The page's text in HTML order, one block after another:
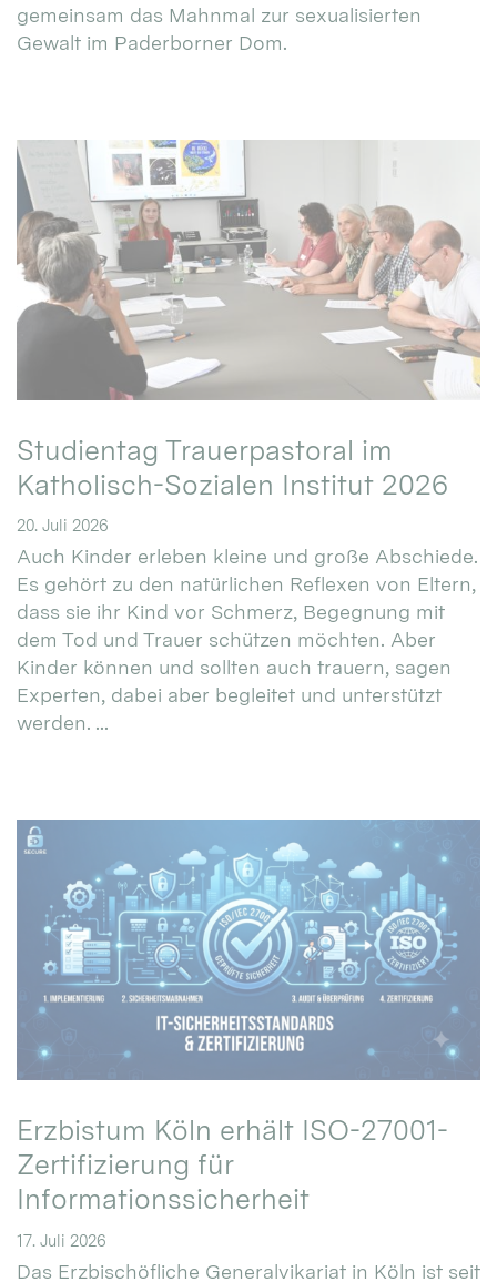
gemeinsam das Mahnmal zur sexualisierten
Gewalt im Paderborner Dom.
Studientag Trauerpastoral im
Katholisch-Sozialen Institut 2026
20. Juli 2026
Auch Kinder erleben kleine und große Abschiede.
Es gehört zu den natürlichen Reflexen von Eltern,
dass sie ihr Kind vor Schmerz, Begegnung mit
dem Tod und Trauer schützen möchten. Aber
Kinder können und sollten auch trauern, sagen
Experten, dabei aber begleitet und unterstützt
werden. ...
Erzbistum Köln erhält ISO-27001-
Zertifizierung für
Informationssicherheit
17. Juli 2026
Das Erzbischöfliche Generalvikariat in Köln ist seit